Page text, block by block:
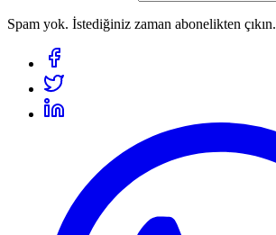
Spam yok. İstediğiniz zaman abonelikten çıkın.